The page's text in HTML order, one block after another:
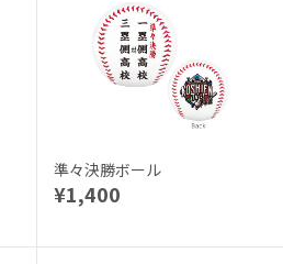
準々決勝ボール
¥1,400